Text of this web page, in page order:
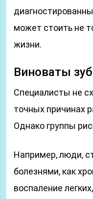
может стоить не
жизни.
Виноваты
Специалисты не
точных причинах
Однако группы
Например, люди,
болезнями, как
воспаление